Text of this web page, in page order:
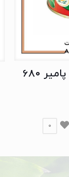
کنسرو میرزا قاسمی پامیر 680
0